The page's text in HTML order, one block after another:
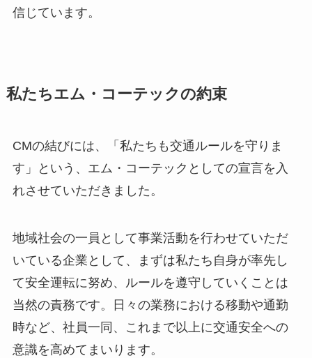
信じています。
私たちエム・コーテックの約束
CMの結びには、「私たちも交通ルールを守りま
す」という、エム・コーテックとしての宣言を入
れさせていただきました。
地域社会の一員として事業活動を行わせていただ
いている企業として、まずは私たち自身が率先し
て安全運転に努め、ルールを遵守していくことは
当然の責務です。日々の業務における移動や通勤
時など、社員一同、これまで以上に交通安全への
意識を高めてまいります。